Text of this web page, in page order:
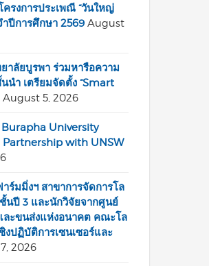
รงการประเพณี “วันใหญ่
ปีการศึกษา 2569 August
าลัยบูรพา ร่วมหารือความ
นำ เตรียมจัดตั้ง “Smart
August 5, 2026
University
with UNSW
ร์มมิ่งฯ สาขาการจัดการโล
นปี 3 และนักวิจัยจากศูนย์
ละขนส่งแห่งอนาคต คณะโล
งปฏิบัติการเซนเซอร์และ
2026